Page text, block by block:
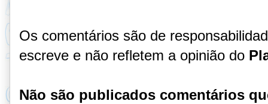
Os comentários são de
escreve e não refletem a opinião do
Não são publicados comentários